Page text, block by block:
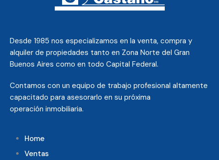
Desde 1985 nos especializamos en la venta, compra y
alquiler de propiedades tanto en Zona Norte del Gran
Buenos Aires como en todo Capital Federal.
Contamos con un equipo de trabajo profesional altamente
capacitado para asesorarlo en su próxima
operación inmobiliaria.
Home
Ventas